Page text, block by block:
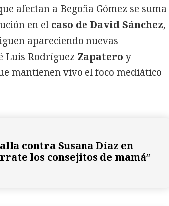
afectan a Begoña Gómez se suma
en el caso de David Sánchez,
apareciendo nuevas
Luis Rodríguez Zapatero y
mantienen vivo el foco mediático
contra Susana Díaz en
los consejitos de mamá”